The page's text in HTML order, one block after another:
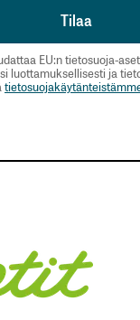
EU:n tietosuoja-
luottamuksellisesti ja